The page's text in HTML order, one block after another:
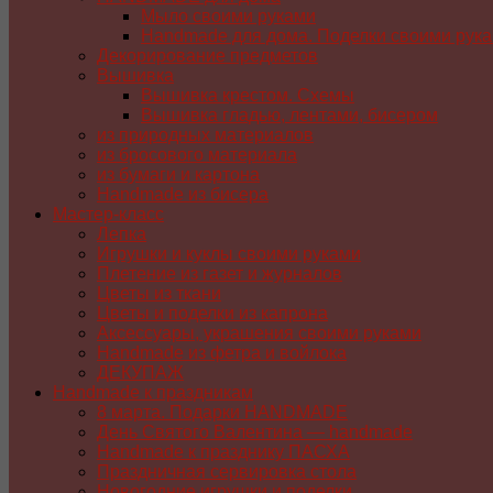
Мыло своими руками
Handmade для дома. Поделки своими
Декорирование предметов
Вышивка
Вышивка крестом. Схемы
Вышивка гладью, лентами, бисером
из природных материалов
из бросового материала
из бумаги и картона
Handmade из бисера
Мастер-класс
Лепка
Игрушки и куклы своими руками
Плетение из газет и журналов
Цветы из ткани
Цветы и поделки из капрона
Аксессуары, украшения своими руками
Handmade из фетра и войлока
ДЕКУПАЖ
Handmade к праздникам
8 марта. Подарки HANDMADE
День Святого Валентина — handmade
Handmade к празднику ПАСХA
Праздничная сервировка стола